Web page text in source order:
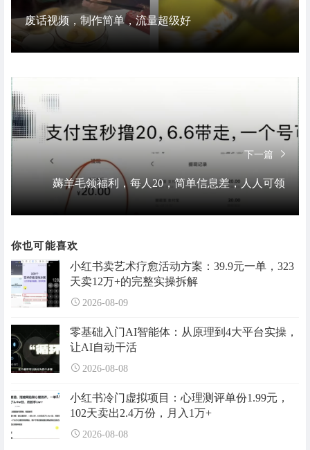
废话视频，制作简单，流量超级好
下一篇
薅羊毛领福利，每人20，简单信息差，人人可领
你也可能喜欢
小红书卖艺术疗愈活动方案：39.9元一单，323
天卖12万+的完整实操拆解
2026-08-09
零基础入门AI智能体：从原理到4大平台实操，
让AI自动干活
2026-08-08
小红书冷门虚拟项目：心理测评单份1.99元，
102天卖出2.4万份，月入1万+
2026-08-08